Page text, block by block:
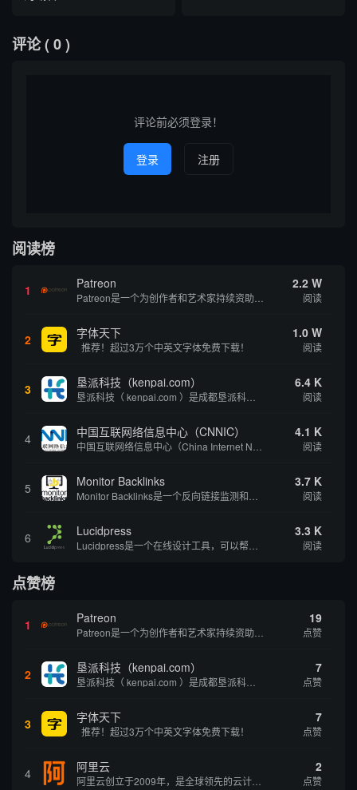
评论( 0 )
评论前必须登录！
登录 注册
阅读榜
1 Patreon 2.2 W
阅读
2 字体天下
推荐！超过3万个中英文字体免费下载！
1.0 W
阅读
3 垦派科技（kenpai.com） 6.4 K
阅读
4 中国互联网络信息中心（CNNIC） 4.1 K
阅读
5 Monitor Backlinks 3.7 K
阅读
6 Lucidpress 3.3 K
阅读
点赞榜
1 Patreon 19
点赞
2 垦派科技（kenpai.com） 7
点赞
3 字体天下
推荐！超过3万个中英文字体免费下载！
7
点赞
4 阿里云 2
点赞